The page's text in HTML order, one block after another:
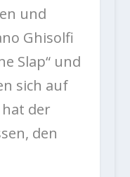
und
Ghisolfi
Slap“ und
sich auf
der
den